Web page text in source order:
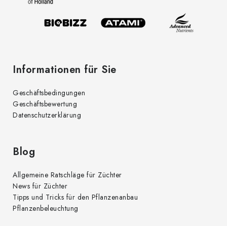
Informationen für Sie
Geschäftsbedingungen
Geschäftsbewertung
Datenschutzerklärung
Blog
Allgemeine Ratschläge für Züchter
News für Züchter
Tipps und Tricks für den Pflanzenanbau
Pflanzenbeleuchtung